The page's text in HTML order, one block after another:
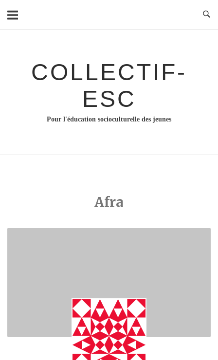
COLLECTIF-
ESC
Pour l'éducation socioculturelle des jeunes
Afra